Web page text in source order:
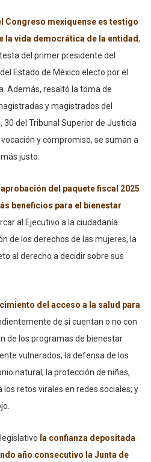
Congreso mexiquense es testigo
la vida democrática de la entidad,
del primer presidente del
Estado de México electo por el
Además, resaltó la toma de
y magistrados del
30 del Tribunal Superior de Justicia
y compromiso, se suman a
justo.
aprobación del paquete fiscal 2025
beneficios para el bienestar
al Ejecutivo a la ciudadanía.
de los derechos de las mujeres, la
al derecho a decidir sobre sus
del acceso a la salud para
de si cuentan o no con
de los programas de bienestar
vulnerados; la defensa de los
natural; la protección de niñas,
retos virales en redes sociales; y
la confianza depositada
año consecutivo la Junta de